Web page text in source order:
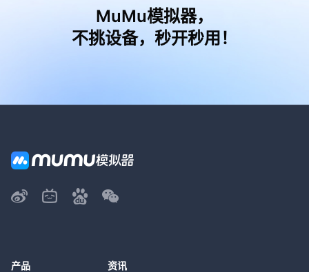
MuMu模拟器，
不挑设备，秒开秒用！
产品 资讯